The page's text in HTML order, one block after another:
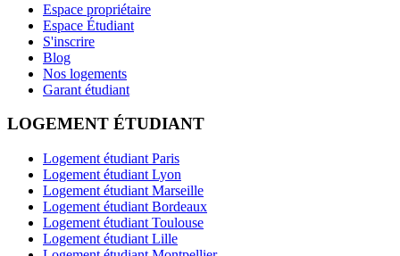
Espace propriétaire
Espace Étudiant
S'inscrire
Blog
Nos logements
Garant étudiant
LOGEMENT ÉTUDIANT
Logement étudiant Paris
Logement étudiant Lyon
Logement étudiant Marseille
Logement étudiant Bordeaux
Logement étudiant Toulouse
Logement étudiant Lille